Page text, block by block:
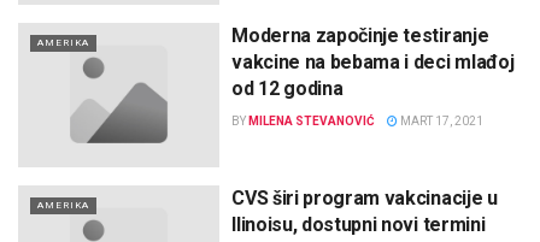
AMERIKA
Moderna započinje testiranje
vakcine na bebama i deci mlađoj
od 12 godina
BY MILENA STEVANOVIĆ MART 17, 2021
AMERIKA
CVS širi program vakcinacije u
Ilinoisu, dostupni novi termini